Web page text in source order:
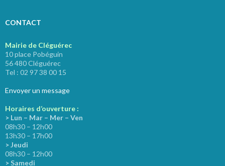
CONTACT
Mairie de Cléguérec
10 place Pobéguin
56 480 Cléguérec
Tel : 02 97 38 00 15
Envoyer un message
Horaires d’ouverture :
> Lun – Mar – Mer – Ven
08h30 – 12h00
13h30 – 17h00
> Jeudi
08h30 – 12h00
> Samedi